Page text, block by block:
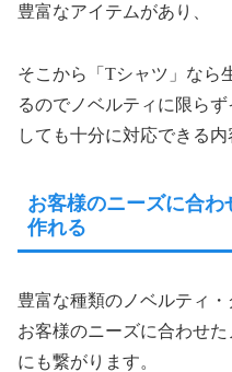
豊富なアイテムがあり、
そこから「Tシャツ」なら
るのでノベルティに限ら
しても十分に対応できる内
お客様のニーズに合
作れる
豊富な種類のノベルティ・
お客様のニーズに合わせ
にも繋がります。